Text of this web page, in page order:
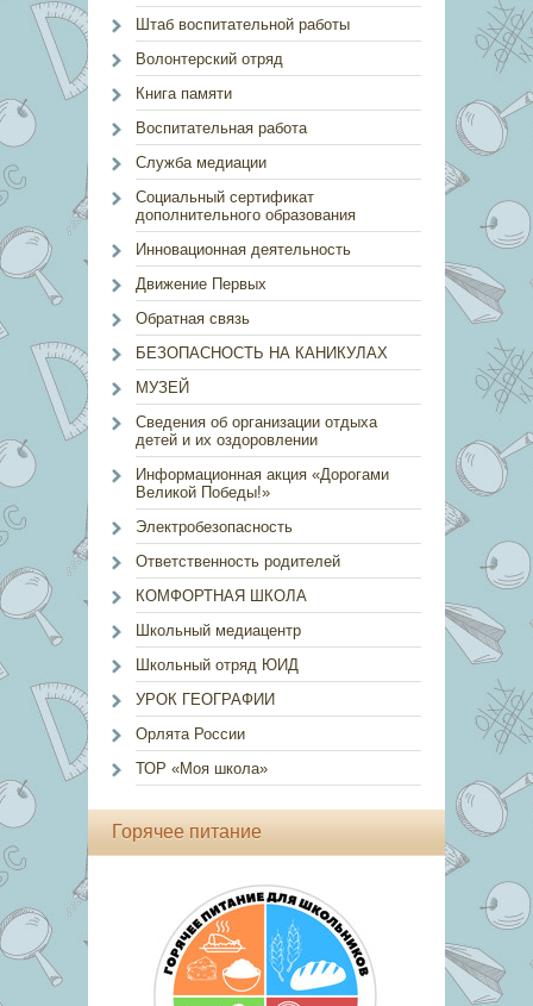
Штаб воспитательной работы
Волонтерский отряд
Книга памяти
Воспитательная работа
Служба медиации
Социальный сертификат
дополнительного образования
Инновационная деятельность
Движение Первых
Обратная связь
БЕЗОПАСНОСТЬ НА КАНИКУЛАХ
МУЗЕЙ
Сведения об организации отдыха
детей и их оздоровлении
Информационная акция «Дорогами
Великой Победы!»
Электробезопасность
Ответственность родителей
КОМФОРТНАЯ ШКОЛА
Школьный медиацентр
Школьный отряд ЮИД
УРОК ГЕОГРАФИИ
Орлята России
ТОР «Моя школа»
Горячее питание